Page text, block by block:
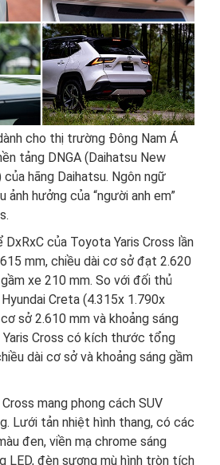
cho thị trường Đông Nam Á
tảng DNGA (Daihatsu New
hãng Daihatsu. Ngôn ngữ
ảnh hưởng của “người anh em”
của Toyota Yaris Cross lần
mm, chiều dài cơ sở đạt 2.620
xe 210 mm. So với đối thủ
Creta (4.315x 1.790x
sở 2.610 mm và khoảng sáng
Cross có kích thước tổng
dài cơ sở và khoảng sáng gầm
mang phong cách SUV
Lưới tản nhiệt hình thang, có các
đen, viền mạ chrome sáng
LED, đèn sương mù hình tròn tích